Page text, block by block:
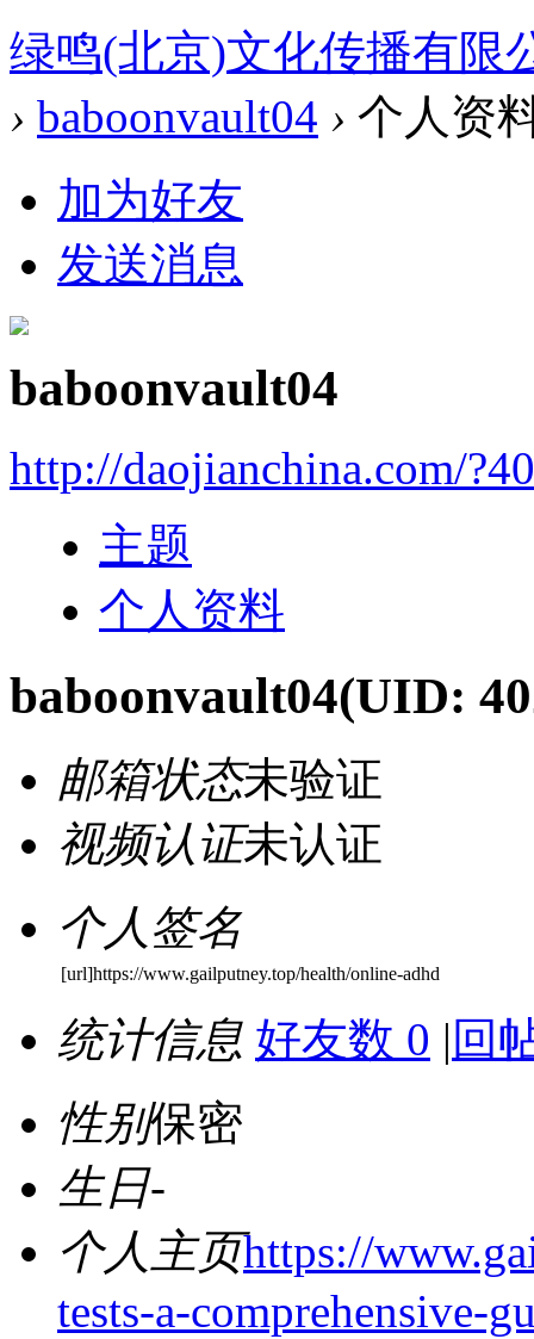
绿鸣(北京)文化传播有限
› baboonvault04 › 个人资
加为好友
发送消息
baboonvault04
http://daojianchina.com/
主题
个人资料
baboonvault04(UID:
邮箱状态未验证
视频认证未认证
个人签名
[url]https://www.gailputney.top/health/online-adhd
统计信息 好友数 0 | 回
性别保密
生日-
个人主页https://
tests-a-comprehensive-